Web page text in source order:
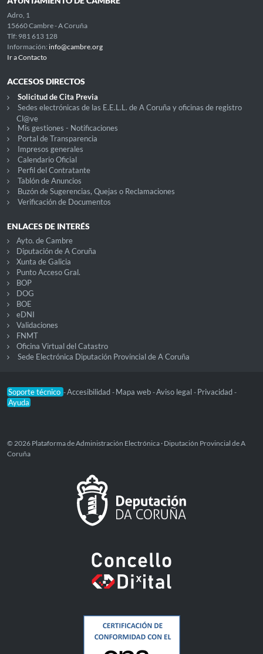
Adro, 1
15660 Cambre - A Coruña
Tlf: 981 613 128
Información: info@cambre.org
Ir a Contacto
ACCESOS DIRECTOS
Solicitud de Cita Previa
Sedes electrónicas de las E.E.L.L. de A Coruña y oficinas de registro
Cl@ve
Mis gestiones - Notificaciones
Portal de Transparencia
Impresos generales
Calendario Oficial
Perfil del Contratante
Tablón de Anuncios
Buzón de Sugerencias, Quejas o Reclamaciones
Verificación de Documentos
ENLACES DE INTERÉS
Ayto. de Cambre
Diputación de A Coruña
Xunta de Galicia
Punto Acceso Gral.
BOP
DOG
BOE
eDNI
Validaciones
FNMT
Oficina Virtual del Catastro
Sede Electrónica Diputación Provincial de A Coruña
Soporte técnico -Accesibilidad - Mapa web -Aviso legal - Privacidad -
Ayuda
© 2026 Plataforma de Administración Electrónica · Diputación Provincial de A
Coruña